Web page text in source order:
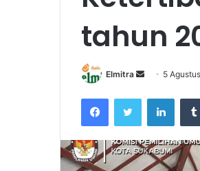
tahun
Elmitra
Send
email
5
FacebookTwitter